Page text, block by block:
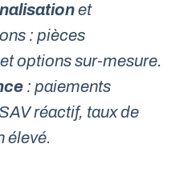
et
: pièces
options sur-mesure.
: paiements
réactif, taux de
élevé.